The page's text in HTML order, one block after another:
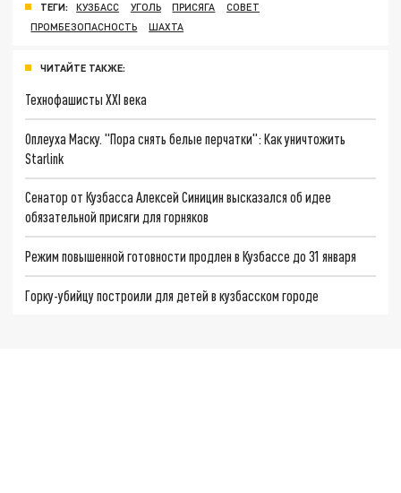
ТЕГИ: КУЗБАСС УГОЛЬ ПРИСЯГА
СОВЕТ
ПРОМБЕЗОПАСНОСТЬ
ШАХТА
ЧИТАЙТЕ ТАКЖЕ:
Технофашисты XXI века
Оплеуха Маску. "Пора снять белые перчатки": Как уничтожить
Starlink
Сенатор от Кузбасса Алексей Синицин высказался об идее
обязательной присяги для горняков
Режим повышенной готовности продлен в Кузбассе до 31 января
Горку-убийцу построили для детей в кузбасском городе